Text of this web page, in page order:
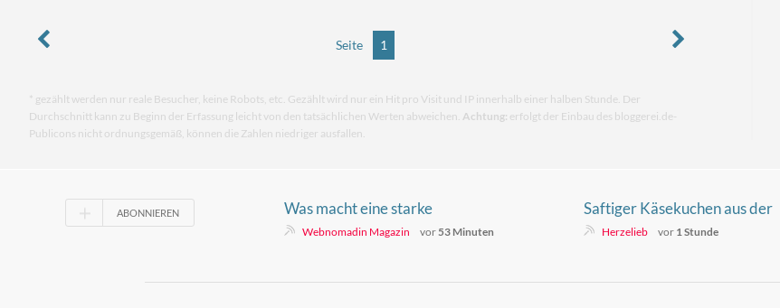
Seite 1
* gezählt werden nur reale Besucher, keine Robots, etc. Gezählt wird nur ein Hit pro Visit und IP innerhalb einer halben Stunde. Der
Durchschnitt kann zu Beginn der Erfassung leicht von den tatsächlichen Werten abweichen. Achtung: erfolgt der Einbau des bloggerei.de-
Publicons nicht ordnungsgemäß, können die Zahlen niedriger ausfallen.
ABONNIEREN
Was macht eine starke
Positionierung im Markt?
Webnomadin Magazin vor53 Minuten
Saftiger Käsekuchen aus der
Kastenform – einfach & cremig
Herzelieb vor 1 Stunde